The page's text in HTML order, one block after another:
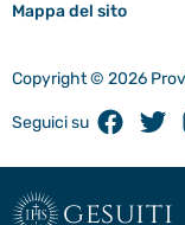
Mappa del sito
Copyright © 2026
Seguici su Facebook
gesuiti